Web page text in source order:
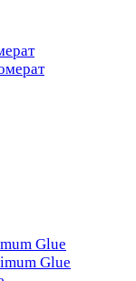
Glue
Glue